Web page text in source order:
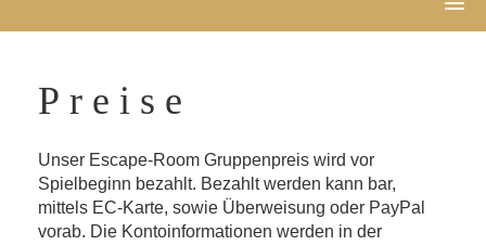
Preise
Unser Escape-Room Gruppenpreis wird vor
Spielbeginn bezahlt. Bezahlt werden kann bar,
mittels EC-Karte, sowie Überweisung oder PayPal
vorab. Die Kontoinformationen werden in der